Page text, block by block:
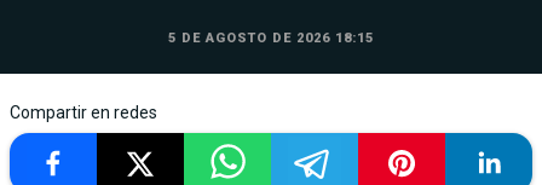
5 DE AGOSTO DE 2026 18:15
Compartir en redes